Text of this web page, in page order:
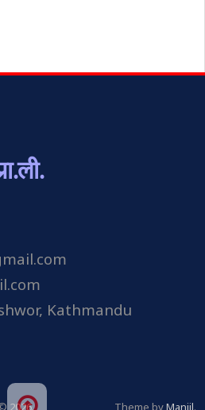
Kathmandu
2026. Theme byManjil.